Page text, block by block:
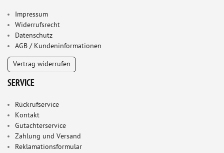
Impressum
Widerrufsrecht
Datenschutz
AGB / Kundeninformationen
Vertrag widerrufen
SERVICE
Rückrufservice
Kontakt
Gutachterservice
Zahlung und Versand
Reklamationsformular